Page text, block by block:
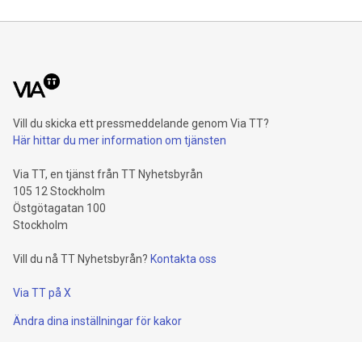
Vill du skicka ett pressmeddelande genom Via TT?
Här hittar du mer information om tjänsten
Via TT, en tjänst från TT Nyhetsbyrån
105 12 Stockholm
Östgötagatan 100
Stockholm
Vill du nå TT Nyhetsbyrån? Kontakta oss
Via TT på X
Ändra dina inställningar för kakor